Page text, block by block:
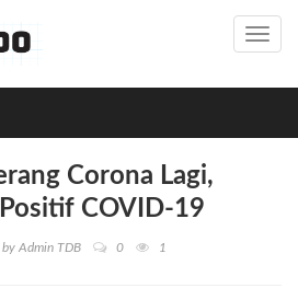
Corona Lagi,
COVID-19
by Admin TDB 0 1